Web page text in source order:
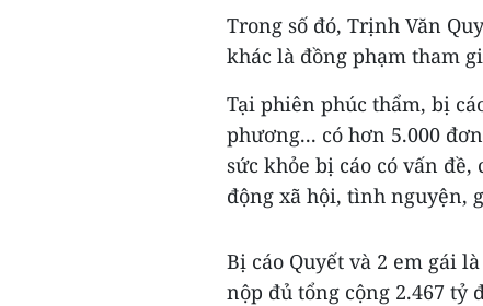
Trong số đó, Trịnh Văn
khác là đồng phạm tham
Tại phiên phúc thẩm, bị
phương... có hơn 5.000
sức khỏe bị cáo có vấn
động xã hội, tình nguyện,
Bị cáo Quyết và 2 em gái
nộp đủ tổng cộng 2.467 tỷ